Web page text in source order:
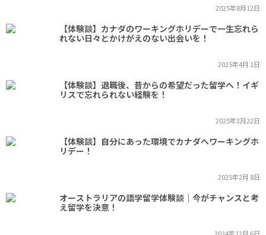
2025年8月12日
【体験談】カナダのワーキングホリデーで一生忘れら
れない日々とかけがえのない出会いを！
2025年4月 1日
【体験談】退職後、昔からの希望だった留学へ！イギ
リスで忘れられない経験を！
2025年3月22日
【体験談】自分にあった環境でカナダへワーキングホ
リデー！
2025年2月 8日
オーストラリアの語学留学体験談｜今がチャンスと考
え留学を決意！